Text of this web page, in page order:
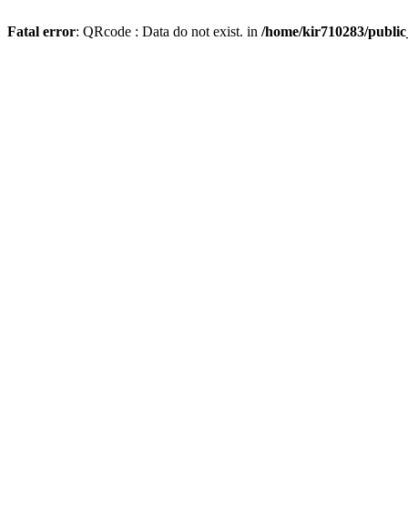
Fatal error: QRcode : Data do not exist. in /home/kir710283/